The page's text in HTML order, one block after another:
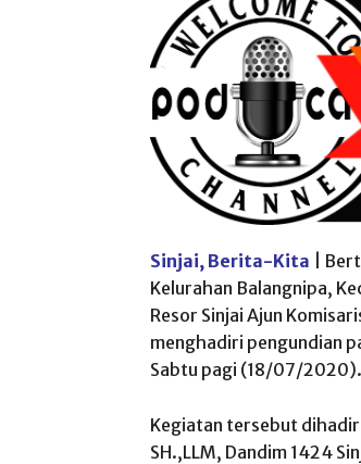
Sinjai, Berita-Kita |
Kelurahan Balangnipa,
Resor Sinjai Ajun
menghadiri pengundian
Sabtu pagi (18/07/2020).
Kegiatan tersebut
SH.,LLM, Dandim 1424